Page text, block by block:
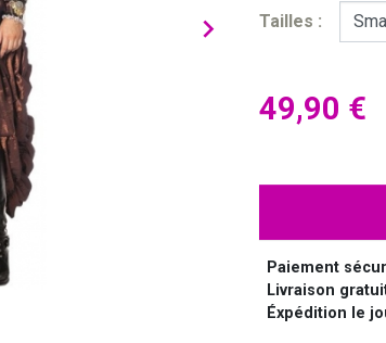
MARQUIS ET
 Tailles :
49,90 €
Paiement
Livraison
Éxpédition le